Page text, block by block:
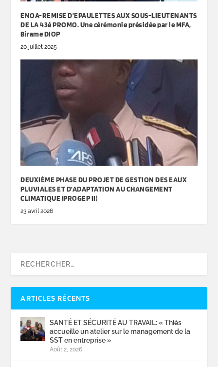
ENOA-REMISE D’EPAULETTES AUX SOUS-LIEUTENANTS
DE LA 43é PROMO. Une cérémonie présidée par le MFA,
Birame DIOP
20 juillet 2025
DEUXIÈME PHASE DU PROJET DE GESTION DES EAUX
PLUVIALES ET D’ADAPTATION AU CHANGEMENT
CLIMATIQUE (PROGEP II)
23 avril 2026
ARTICLES RÉCENTS
SANTÉ ET SÉCURITÉ AU TRAVAIL: « Thiès
accueille un atelier sur le management de la
SST en entreprise »
Août 2, 2026